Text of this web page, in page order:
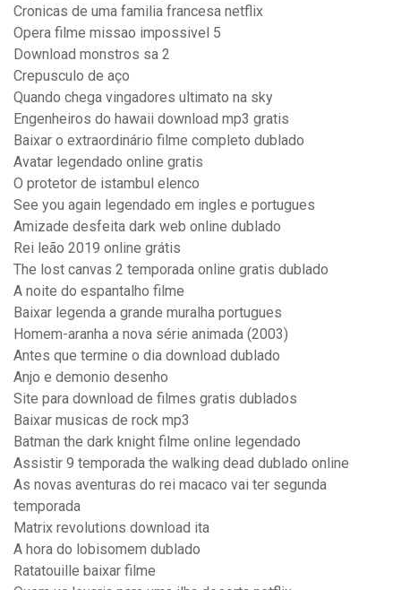
Cronicas de uma familia francesa netflix
Opera filme missao impossivel 5
Download monstros sa 2
Crepusculo de aço
Quando chega vingadores ultimato na sky
Engenheiros do hawaii download mp3 gratis
Baixar o extraordinário filme completo dublado
Avatar legendado online gratis
O protetor de istambul elenco
See you again legendado em ingles e portugues
Amizade desfeita dark web online dublado
Rei leão 2019 online grátis
The lost canvas 2 temporada online gratis dublado
A noite do espantalho filme
Baixar legenda a grande muralha portugues
Homem-aranha a nova série animada (2003)
Antes que termine o dia download dublado
Anjo e demonio desenho
Site para download de filmes gratis dublados
Baixar musicas de rock mp3
Batman the dark knight filme online legendado
Assistir 9 temporada the walking dead dublado online
As novas aventuras do rei macaco vai ter segunda
temporada
Matrix revolutions download ita
A hora do lobisomem dublado
Ratatouille baixar filme